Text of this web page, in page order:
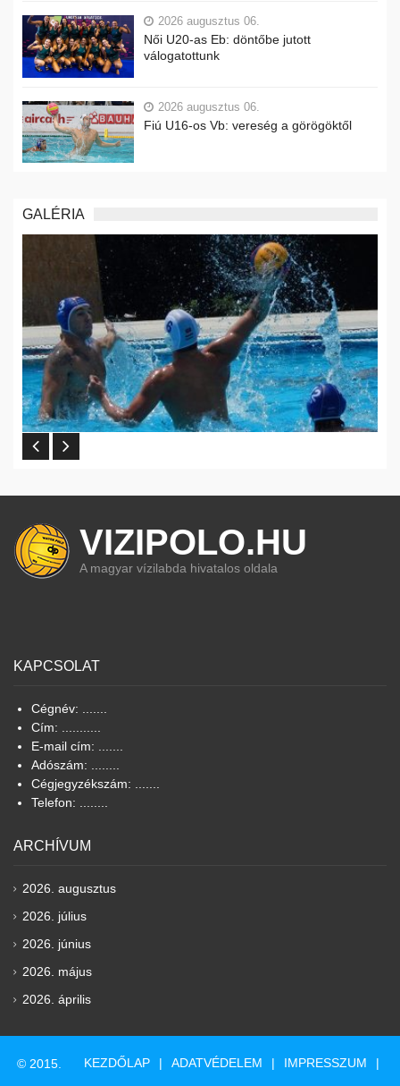
2026 augusztus 06.
Női U20-as Eb: döntőbe jutott
válogatottunk
2026 augusztus 06.
Fiú U16-os Vb: vereség a görögöktől
GALÉRIA
VIZIPOLO.HU
A magyar vízilabda hivatalos oldala
KAPCSOLAT
Cégnév: .......
Cím: ...........
E-mail cím: .......
Adószám: ........
Cégjegyzékszám: .......
Telefon: ........
ARCHÍVUM
2026. augusztus
2026. július
2026. június
2026. május
2026. április
© 2015. KEZDŐLAP ADATVÉDELEM IMPRESSZUM